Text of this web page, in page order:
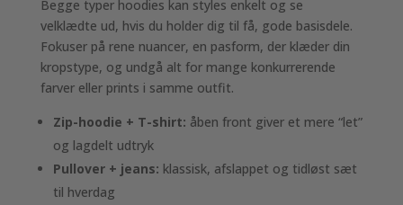
Begge typer hoodies kan styles enkelt og se
velklædte ud, hvis du holder dig til få, gode basisdele.
Fokuser på rene nuancer, en pasform, der klæder din
kropstype, og undgå alt for mange konkurrerende
farver eller prints i samme outfit.
Zip-hoodie + T-shirt: åben front giver et mere “let”
og lagdelt udtryk
Pullover + jeans: klassisk, afslappet og tidløst sæt
til hverdag